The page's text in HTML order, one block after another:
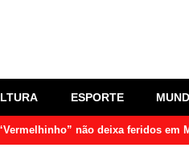
ESPORTE
não deixa feridos em